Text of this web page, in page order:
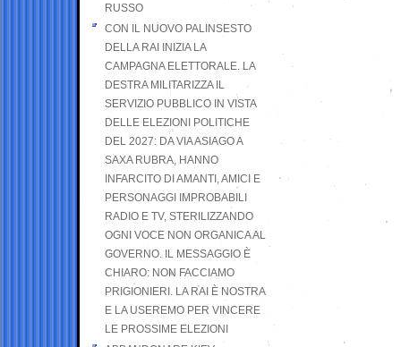
RUSSO
CON IL NUOVO PALINSESTO
DELLA RAI INIZIA LA
CAMPAGNA ELETTORALE. LA
DESTRA MILITARIZZA IL
SERVIZIO PUBBLICO IN VISTA
DELLE ELEZIONI POLITICHE
DEL 2027: DA VIA ASIAGO A
SAXA RUBRA, HANNO
INFARCITO DI AMANTI, AMICI E
PERSONAGGI IMPROBABILI
RADIO E TV, STERILIZZANDO
OGNI VOCE NON ORGANICA AL
GOVERNO. IL MESSAGGIO È
CHIARO: NON FACCIAMO
PRIGIONIERI. LA RAI È NOSTRA
E LA USEREMO PER VINCERE
LE PROSSIME ELEZIONI